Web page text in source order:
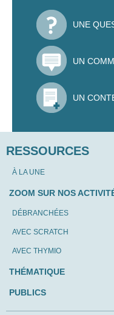
UNE
UN
UN
RESSOURCES
À LA UNE
ZOOM SUR NOS
DÉBRANCHÉES
AVEC SCRATCH
AVEC THYMIO
THÉMATIQUE
PUBLICS